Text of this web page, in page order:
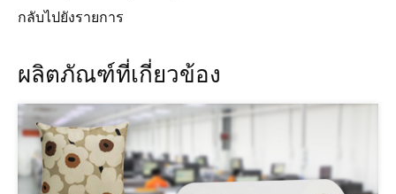
กลับไปยังรายการ
ผลิตภัณฑ์ที่เกี่ยวข้อง